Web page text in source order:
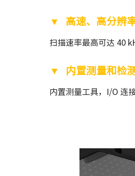
▼ 高速、高分辨
扫描速率最高可达 40
▼ 内置测量和检
内置测量工具，I/O 连